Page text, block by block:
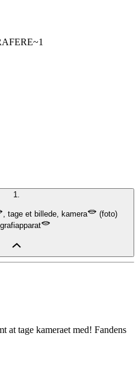
1.
, tage et billede, kamera (foto)
at tage kameraet med! Fandens